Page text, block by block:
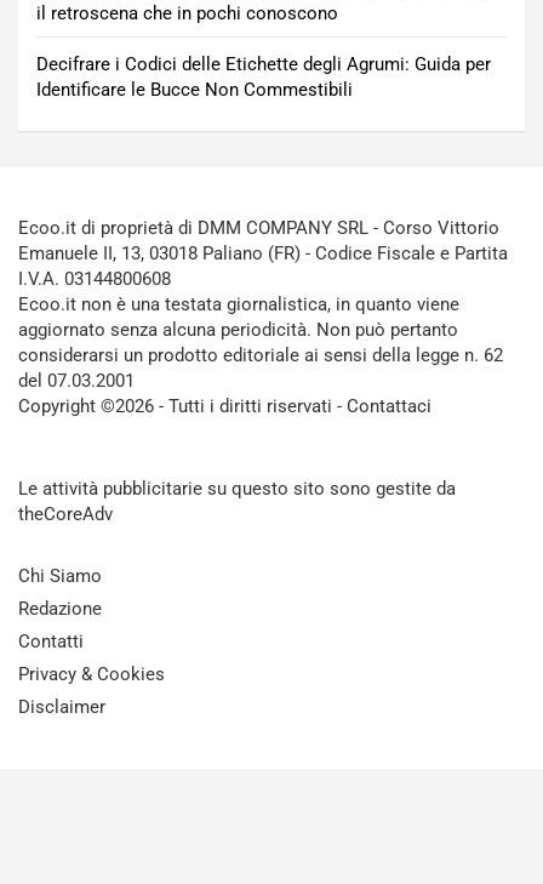
il retroscena che in pochi conoscono
Decifrare i Codici delle Etichette degli Agrumi: Guida per
Identificare le Bucce Non Commestibili
Ecoo.it di proprietà di DMM COMPANY SRL - Corso Vittorio
Emanuele II, 13, 03018 Paliano (FR) - Codice Fiscale e Partita
I.V.A. 03144800608
Ecoo.it non è una testata giornalistica, in quanto viene
aggiornato senza alcuna periodicità. Non può pertanto
considerarsi un prodotto editoriale ai sensi della legge n. 62
del 07.03.2001
Copyright ©2026 - Tutti i diritti riservati - Contattaci
Le attività pubblicitarie su questo sito sono gestite da
theCoreAdv
Chi Siamo
Redazione
Contatti
Privacy & Cookies
Disclaimer